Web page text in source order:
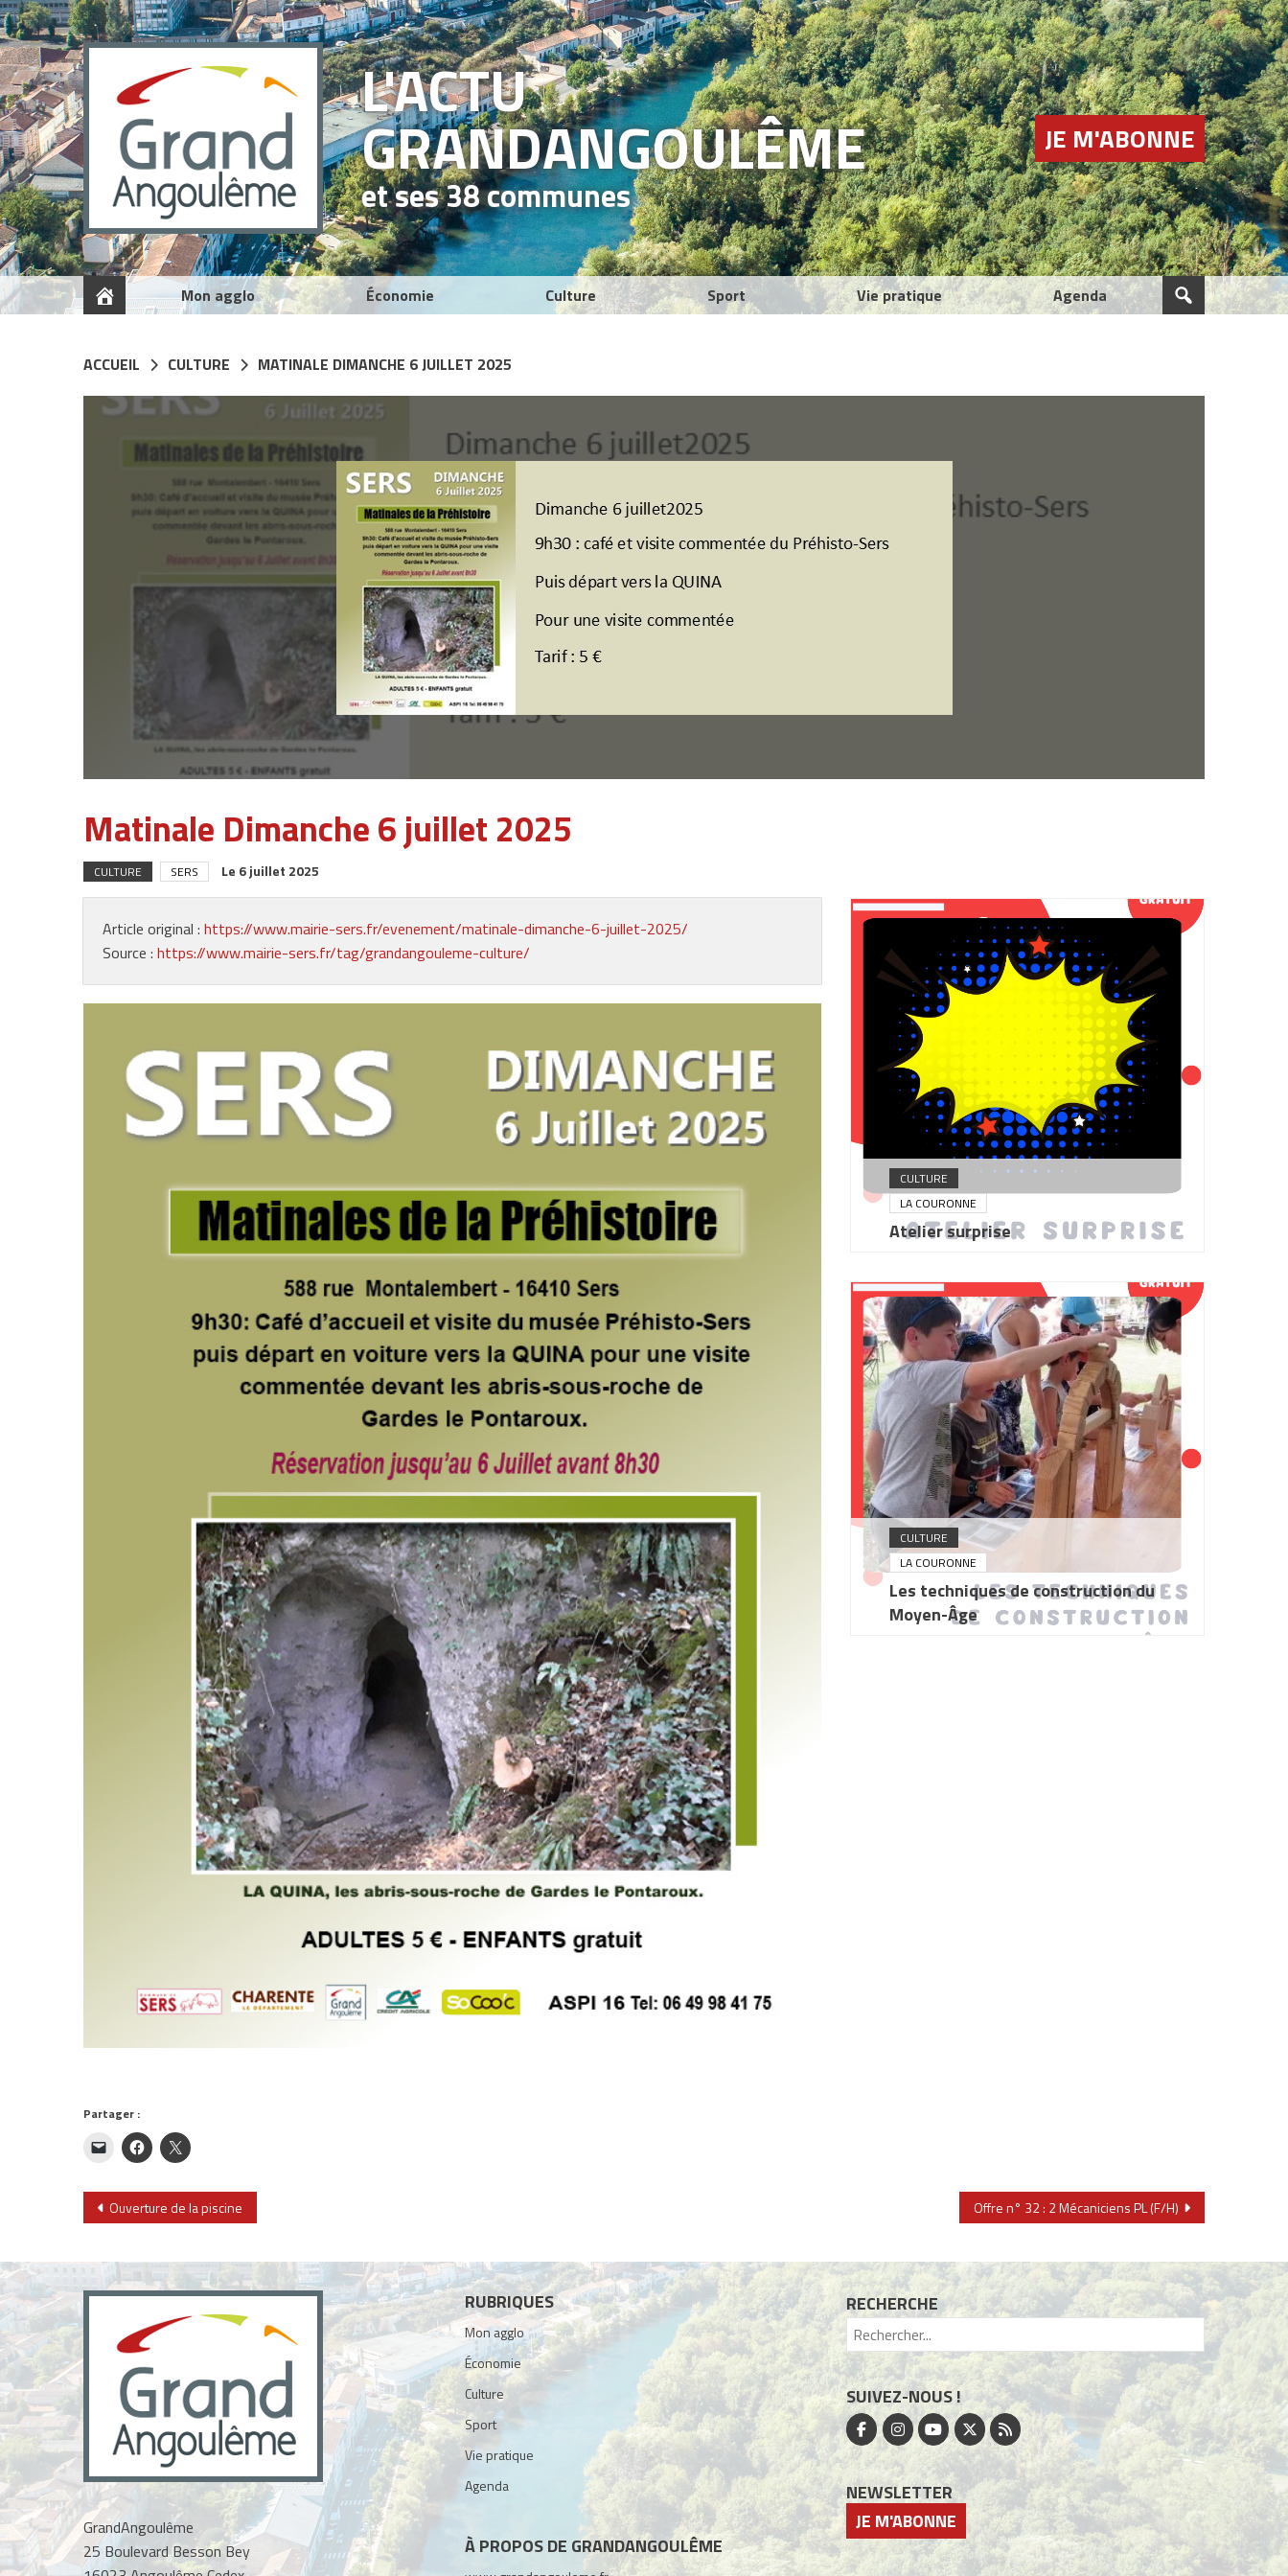
L'ACTU
GRANDANGOULÊME
et ses 38 communes
JE M'ABONNE
Mon agglo Économie Culture Sport Vie pratique Agenda
ACCUEIL CULTURE MATINALE DIMANCHE 6 JUILLET 2025
Matinale Dimanche 6 juillet 2025
CULTURE SERS Le 6 juillet 2025
Article original : https://www.mairie-sers.fr/evenement/matinale-dimanche-6-juillet-2025/
Source : https://www.mairie-sers.fr/tag/grandangouleme-culture/
CULTURE
LA COURONNE
Atelier surprise
CULTURE
LA COURONNE
Les techniques de construction du
Moyen-Âge
Partager :
Navigation
l’article
Ouverture de la piscine Offre n° 32 : 2 Mécaniciens PL (F/H)
GrandAngoulême
25 Boulevard Besson Bey
RUBRIQUES
Mon agglo
Économie
Culture
Sport
Vie pratique
Agenda
À PROPOS DE GRANDANGOULÊME
RECHERCHE
SUIVEZ-NOUS !
NEWSLETTER
JE M'ABONNE
Panneau de gestion des cookies